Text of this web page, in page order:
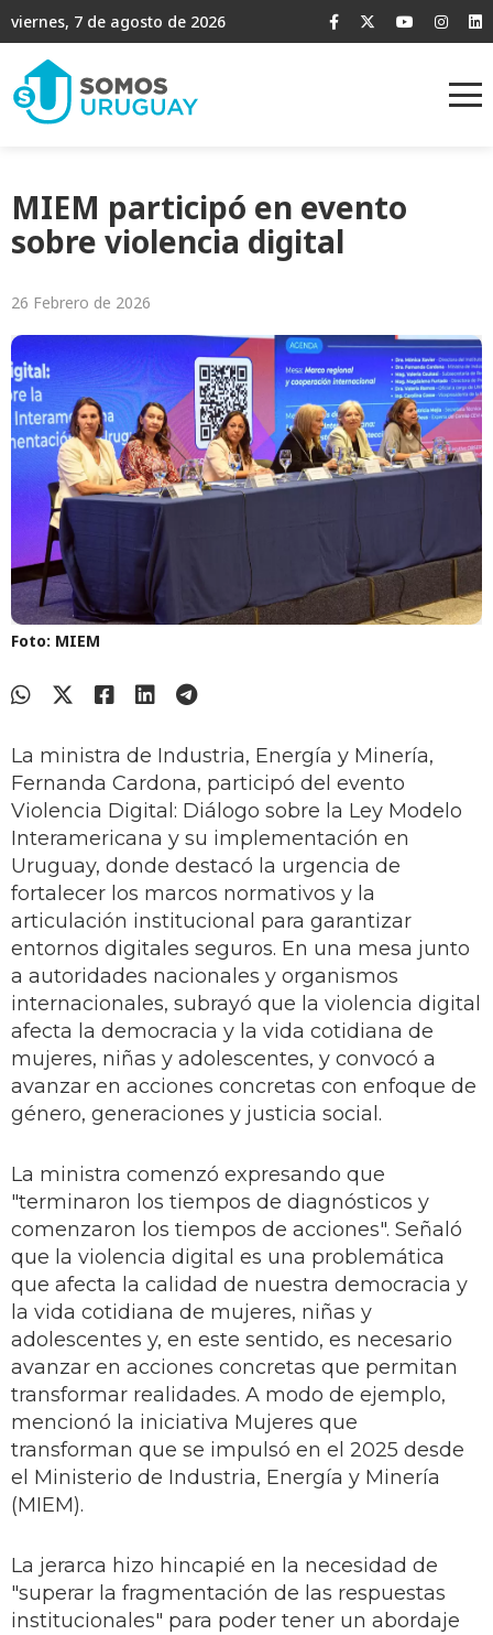
viernes, 7 de agosto de 2026
MIEM participó en evento
sobre violencia digital
26 Febrero de 2026
Foto: MIEM
La ministra de Industria, Energía y Minería,
Fernanda Cardona, participó del evento
Violencia Digital: Diálogo sobre la Ley Modelo
Interamericana y su implementación en
Uruguay, donde destacó la urgencia de
fortalecer los marcos normativos y la
articulación institucional para garantizar
entornos digitales seguros. En una mesa junto
a autoridades nacionales y organismos
internacionales, subrayó que la violencia digital
afecta la democracia y la vida cotidiana de
mujeres, niñas y adolescentes, y convocó a
avanzar en acciones concretas con enfoque de
género, generaciones y justicia social.
La ministra comenzó expresando que
"terminaron los tiempos de diagnósticos y
comenzaron los tiempos de acciones". Señaló
que la violencia digital es una problemática
que afecta la calidad de nuestra democracia y
la vida cotidiana de mujeres, niñas y
adolescentes y, en este sentido, es necesario
avanzar en acciones concretas que permitan
transformar realidades. A modo de ejemplo,
mencionó la iniciativa Mujeres que
transforman que se impulsó en el 2025 desde
el Ministerio de Industria, Energía y Minería
(MIEM).
La jerarca hizo hincapié en la necesidad de
"superar la fragmentación de las respuestas
institucionales" para poder tener un abordaje